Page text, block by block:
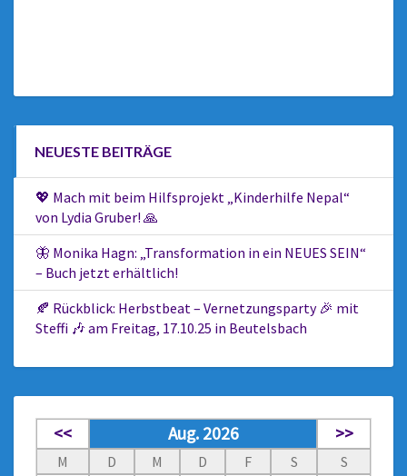
NEUESTE BEITRÄGE
💖 Mach mit beim Hilfsprojekt „Kinderhilfe Nepal“
von Lydia Gruber! 🙏
🦋 Monika Hagn: „Transformation in ein NEUES SEIN“
– Buch jetzt erhältlich!
🍂 Rückblick: Herbstbeat – Vernetzungsparty 🎉 mit
Steffi 🎶 am Freitag, 17.10.25 in Beutelsbach
<< Aug. 2026 >>
M D M D F S
S